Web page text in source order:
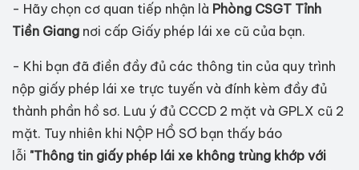
- Hãy chọn cơ quan tiếp nhận là Phòng CSGT Tỉnh
Tiền Giang nơi cấp Giấy phép lái xe cũ của bạn.
- Khi bạn đã điền đầy đủ các thông tin của quy trình
nộp giấy phép lái xe trực tuyến và đính kèm đầy đủ
thành phần hồ sơ. Lưu ý đủ CCCD 2 mặt và GPLX cũ 2
mặt. Tuy nhiên khi NỘP HỒ SƠ bạn thấy báo
lỗi "Thông tin giấy phép lái xe không trùng khớp với